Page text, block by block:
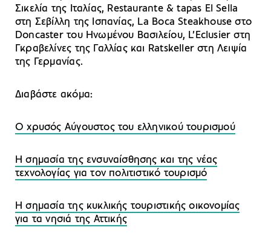
Σικελία της Ιταλίας, Restaurante & tapas El Sella
στη Σεβίλλη της Ισπανίας, La Boca Steakhouse στο
Doncaster του Ηνωμένου Βασιλείου, L’Eclusier στη
Γκραβελίνες της Γαλλίας και Ratskeller στη Λειψία
της Γερμανίας.
Διαβάστε ακόμα:
Ο χρυσός Αύγουστος του ελληνικού τουρισμού
Η σημασία της ενσυναίσθησης και της νέας
τεχνολογίας για τον πολιτιστικό τουρισμό
Η σημασία της κυκλικής τουριστικής οικονομίας
για τα νησιά της Αττικής